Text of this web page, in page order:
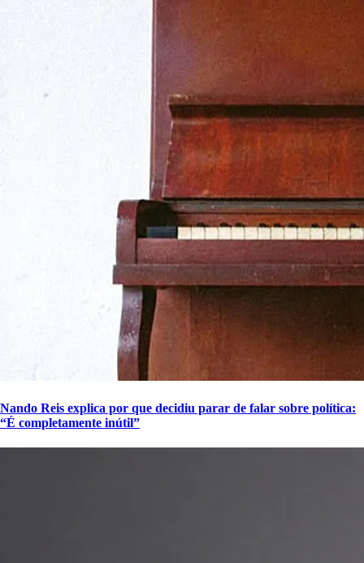
Nando Reis explica por que decidiu parar de falar sobre política:
“É completamente inútil”